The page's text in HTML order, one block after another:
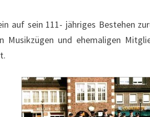
auf sein 111- jähriges Bestehen
Musikzügen und ehemaligen